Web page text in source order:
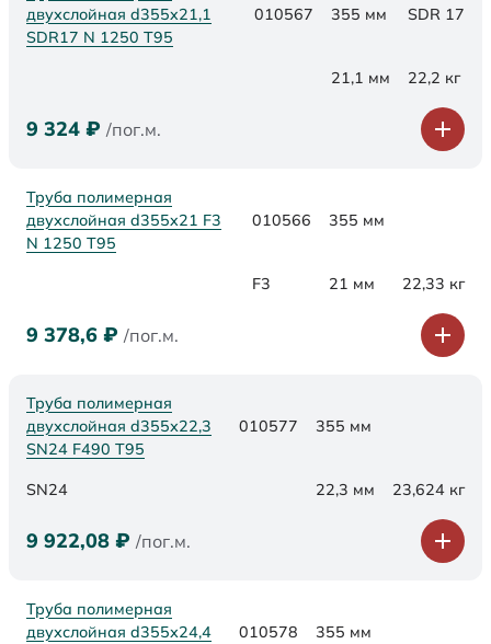
двухслойная d355x21,1
SDR17 N 1250 Т95
010567 355 мм SDR 17
21,1 мм 22,2 кг
9 324 ₽ /пог.м.
Труба полимерная
двухслойная d355x21 F3
N 1250 Т95
010566 355 мм
F3 21 мм 22,33 кг
9 378,6 ₽ /пог.м.
Труба полимерная
двухслойная d355х22,3
SN24 F490 Т95
010577 355 мм
SN24 22,3 мм 23,624 кг
9 922,08 ₽ /пог.м.
Труба полимерная
двухслойная d355х24,4
010578 355 мм